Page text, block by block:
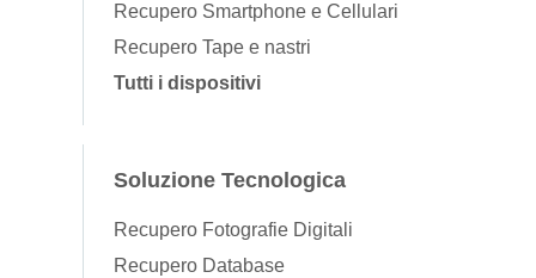
Recupero Smartphone e Cellulari
Recupero Tape e nastri
Tutti i dispositivi
Soluzione Tecnologica
Recupero Fotografie Digitali
Recupero Database